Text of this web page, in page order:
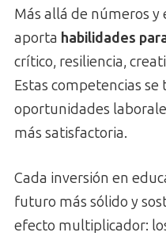
Más allá de números y
aporta habilidades
crítico, resiliencia,
Estas competencias
oportunidades
más satisfactoria.
Cada inversión en
futuro más sólido y
efecto multiplicador: